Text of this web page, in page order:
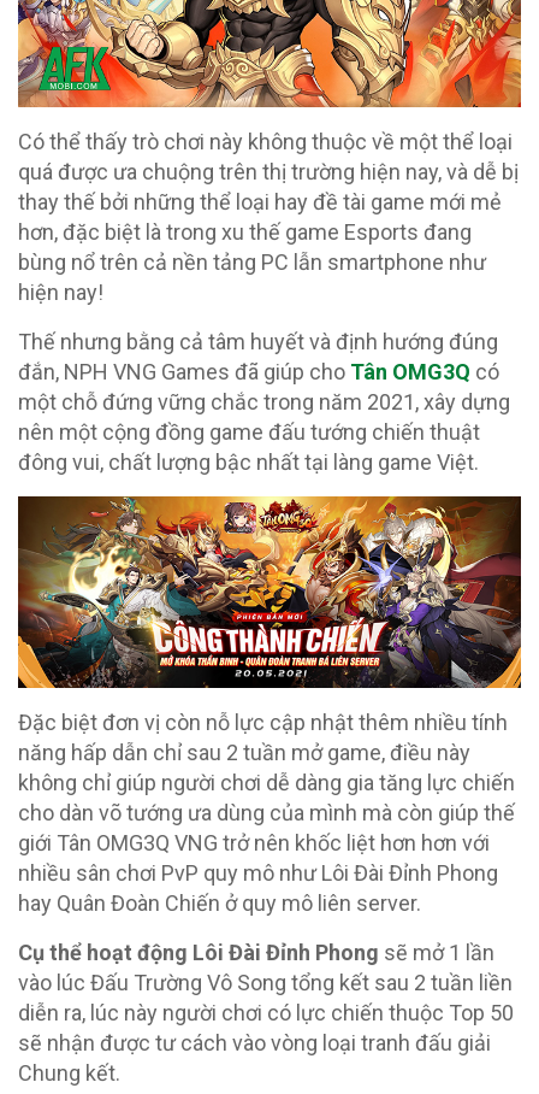
Có thể thấy trò chơi này không thuộc về một thể loại
quá được ưa chuộng trên thị trường hiện nay, và dễ bị
thay thế bởi những thể loại hay đề tài game mới mẻ
hơn, đặc biệt là trong xu thế game Esports đang
bùng nổ trên cả nền tảng PC lẫn smartphone như
hiện nay!
Thế nhưng bằng cả tâm huyết và định hướng đúng
đắn, NPH VNG Games đã giúp cho Tân OMG3Q có
một chỗ đứng vững chắc trong năm 2021, xây dựng
nên một cộng đồng game đấu tướng chiến thuật
đông vui, chất lượng bậc nhất tại làng game Việt.
Đặc biệt đơn vị còn nỗ lực cập nhật thêm nhiều tính
năng hấp dẫn chỉ sau 2 tuần mở game, điều này
không chỉ giúp người chơi dễ dàng gia tăng lực chiến
cho dàn võ tướng ưa dùng của mình mà còn giúp thế
giới Tân OMG3Q VNG trở nên khốc liệt hơn hơn với
nhiều sân chơi PvP quy mô như Lôi Đài Đỉnh Phong
hay Quân Đoàn Chiến ở quy mô liên server.
Cụ thể hoạt động Lôi Đài Đỉnh Phong sẽ mở 1 lần
vào lúc Đấu Trường Vô Song tổng kết sau 2 tuần liền
diễn ra, lúc này người chơi có lực chiến thuộc Top 50
sẽ nhận được tư cách vào vòng loại tranh đấu giải
Chung kết.